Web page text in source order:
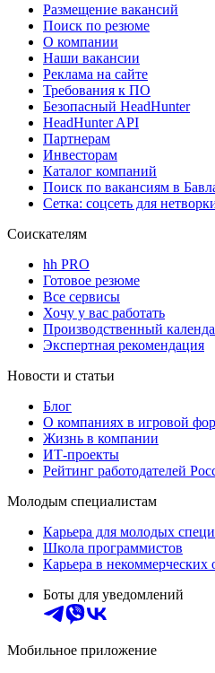
Размещение вакансий
Поиск по резюме
О компании
Наши вакансии
Реклама на сайте
Требования к ПО
Безопасный HeadHunter
HeadHunter API
Партнерам
Инвесторам
Каталог компаний
Поиск по вакансиям в
Сетка: соцсеть для
Соискателям
hh PRO
Готовое резюме
Все сервисы
Хочу у вас работать
Производственный
Экспертная рекомендация
Новости и статьи
Блог
О компаниях в игровой
Жизнь в компании
ИТ-проекты
Рейтинг работодателей
Молодым специалистам
Карьера для молодых
Школа программистов
Карьера в некоммерческих
Боты для уведомлений
Мобильное приложение